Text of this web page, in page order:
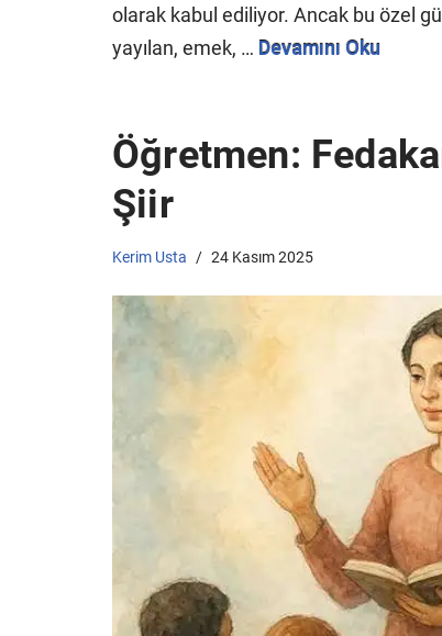
olarak kabul ediliyor. Ancak bu özel
yayılan, emek, … Devamını Oku
Öğretmen:
Şiir
Kerim Usta 24 Kasım 2025